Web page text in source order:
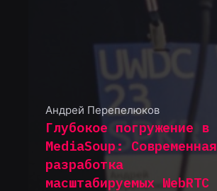
Андрей Перепелюков
Глубокое погружение в
MediaSoup: Современная
разработка
масштабируемых WebRTC